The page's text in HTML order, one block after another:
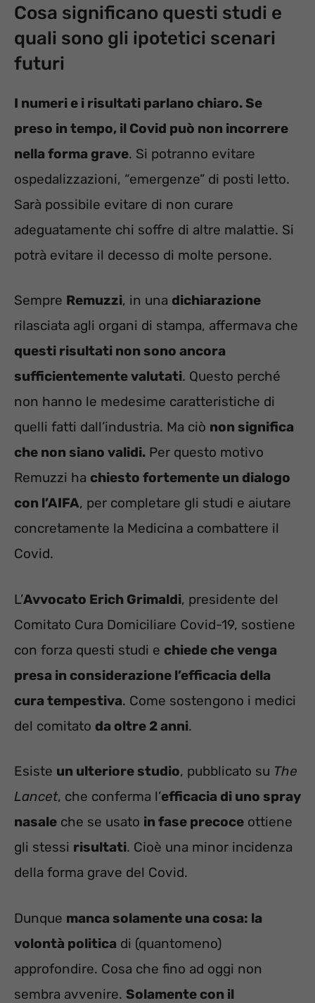
Cosa significano questi studi e
quali sono gli ipotetici scenari
futuri
I numeri e i risultati parlano chiaro. Se
preso in tempo, il Covid può non incorrere
nella forma grave. Si potranno evitare
ospedalizzazioni, “emergenze” di posti letto.
Sarà possibile evitare di non curare
adeguatamente chi soffre di altre malattie. Si
potrà evitare il decesso di molte persone.
Sempre Remuzzi, in una dichiarazione
rilasciata agli organi di stampa, affermava che
questi risultati non sono ancora
sufficientemente valutati. Questo perché
non hanno le medesime caratteristiche di
quelli fatti dall’industria. Ma ciò non significa
che non siano validi. Per questo motivo
Remuzzi ha chiesto fortemente un dialogo
con l’AIFA, per completare gli studi e aiutare
concretamente la Medicina a combattere il
Covid.
L’Avvocato Erich Grimaldi, presidente del
Comitato Cura Domiciliare Covid-19, sostiene
con forza questi studi e chiede che venga
presa in considerazione l’efficacia della
cura tempestiva. Come sostengono i medici
del comitato da oltre 2 anni.
Esiste un ulteriore studio, pubblicato su The
Lancet, che conferma l’efficacia di uno spray
nasale che se usato in fase precoce ottiene
gli stessi risultati. Cioè una minor incidenza
della forma grave del Covid.
Dunque manca solamente una cosa: la
volontà politica di (quantomeno)
approfondire. Cosa che fino ad oggi non
sembra avvenire. Solamente con il